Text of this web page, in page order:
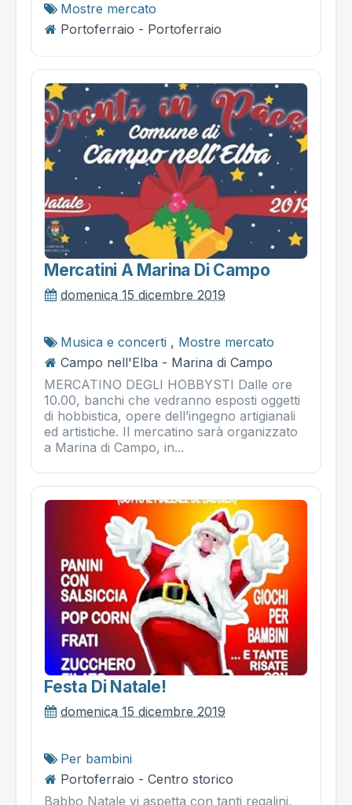
Mostre mercato
Portoferraio - Portoferraio
Mercatini A Marina Di Campo
domenica 15 dicembre 2019
Musica e concerti , Mostre mercato
Campo nell'Elba - Marina di Campo
MERCATINO DEGLI HOBBYSTI Dalle ore
10.00, banchi che vedranno esposti oggetti
di hobbistica, opere dell’ingegno artigianali
ed artistiche. Il mercatino sarà organizzato
a Marina di Campo, in...
Festa Di Natale!
domenica 15 dicembre 2019
Per bambini
Portoferraio - Centro storico
Babbo Natale vi aspetta con tanti regalini,